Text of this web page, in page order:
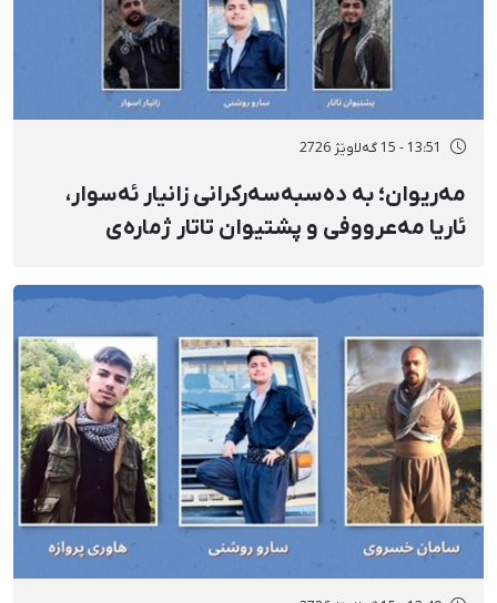
13:51 - 15 گەلاوێژ 2726
مەریوان؛ بە دەسبەسەرکرانی زانیار ئەسوار،
ئاریا مەعرووفی و پشتیوان تاتار ژمارەی
بۆ شەش کەس زیادی کرد